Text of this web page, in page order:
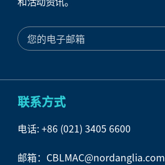
联系方式
电话:+86 (021) 3405 6600
邮箱：CBLMAC@nordanglia.com